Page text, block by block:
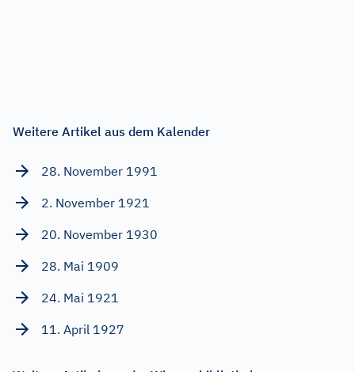
Weitere Artikel aus dem Kalender
28. November 1991
2. November 1921
20. November 1930
28. Mai 1909
24. Mai 1921
11. April 1927